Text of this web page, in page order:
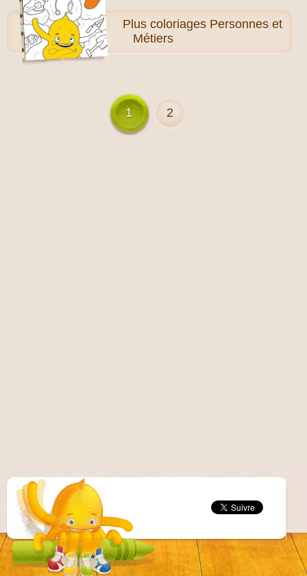
Pluscoloriages Personnes et
Métiers
1 2